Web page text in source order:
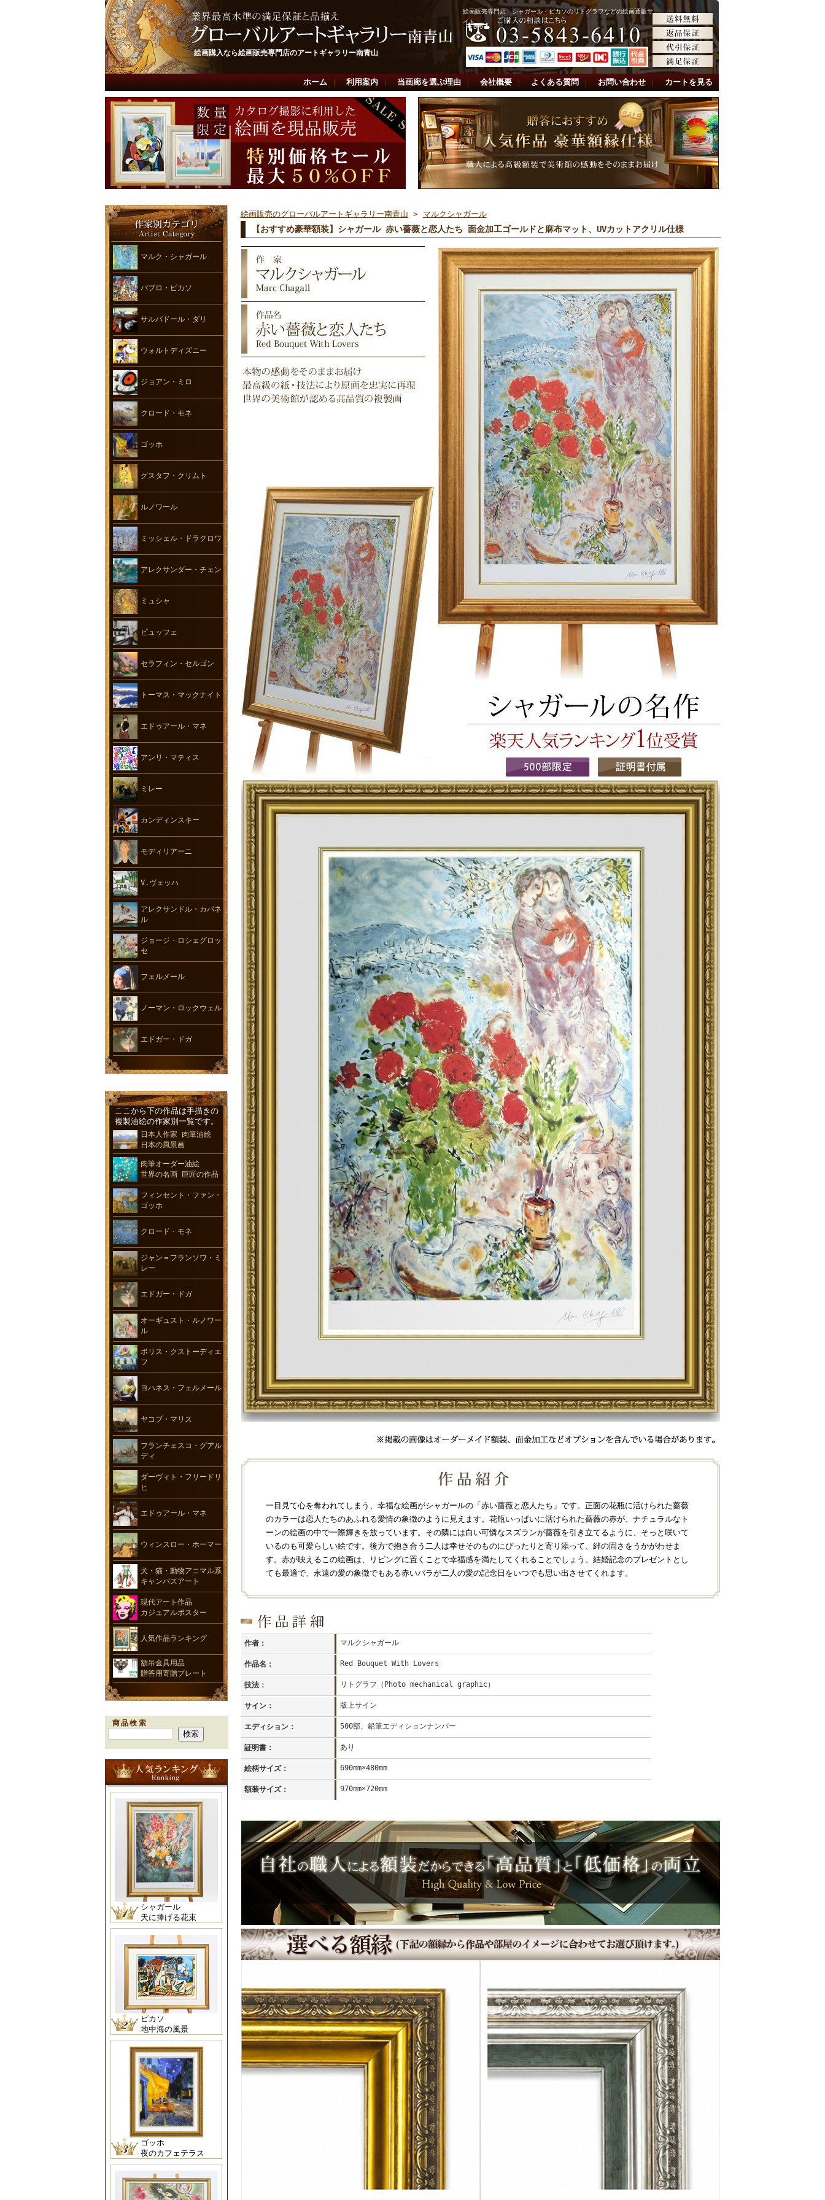
絵画購入なら絵画販売専門店のアートギャラリー南青山
絵画販売専門店 シャガール・ピカソのリトグラフなどの絵画通販サ
イト
ホーム 利用案内 当画廊を選ぶ理由 会社概要 よくある質問 お問い合わせ カートを見る
マルク・シャガール
パブロ・ピカソ
サルバドール・ダリ
ウォルトディズニー
ジョアン・ミロ
クロード・モネ
ゴッホ
グスタフ・クリムト
ルノワール
ミッシェル・ドラクロワ
アレクサンダー・チェン
ミュシャ
ビュッフェ
セラフィン・セルゴン
トーマス・マックナイト
エドゥアール・マネ
アンリ・マティス
ミレー
カンディンスキー
モディリアーニ
V.ヴェッハ
アレクサンドル・カパネ
ル
ジョージ・ロシェグロッ
セ
フェルメール
ノーマン・ロックウェル
エドガー・ドガ
ここから下の作品は手描きの
複製油絵の作家別一覧です。
日本人作家 肉筆油絵
日本の風景画
肉筆オーダー油絵
世界の名画 巨匠の作品
フィンセント・ファン・
ゴッホ
クロード・モネ
ジャン＝フランソワ・ミ
レー
エドガー・ドガ
オーギュスト・ルノワー
ル
ボリス・クストーディエ
フ
ヨハネス・フェルメール
ヤコブ・マリス
フランチェスコ・グアル
ディ
ダーヴィト・フリードリ
ヒ
エドゥアール・マネ
ウィンスロー・ホーマー
犬・猫・動物アニマル系
キャンバスアート
現代アート作品
カジュアルポスター
人気作品ランキング
額吊金具用品
贈答用寄贈プレート
商品検索
シャガール
天に捧げる花束
ピカソ
地中海の風景
ゴッホ
夜のカフェテラス
絵画販売のグローバルアートギャラリー南青山 > マルクシャガール
【おすすめ豪華額装】シャガール 赤い薔薇と恋人たち 面金加工ゴールドと麻布マット、UVカットアクリル仕様
一目見て心を奪われてしまう、幸福な絵画がシャガールの「赤い薔薇と恋人たち」です。正面の花瓶に活けられた薔薇
のカラーは恋人たちのあふれる愛情の象徴のように見えます。花瓶いっぱいに活けられた薔薇の赤が、ナチュラルなト
ーンの絵画の中で一際輝きを放っています。その隣には白い可憐なスズランが薔薇を引き立てるように、そっと咲いて
いるのも可愛らしい絵です。後方で抱き合う二人は幸せそのものにぴったりと寄り添って、絆の固さをうかがわせま
す。赤が映えるこの絵画は、リビングに置くことで幸福感を満たしてくれることでしょう。結婚記念のプレゼントとし
ても最適で、永遠の愛の象徴でもある赤いバラが二人の愛の記念日をいつでも思い出させてくれます。
作者： マルクシャガール
作品名： Red Bouquet With Lovers
技法： リトグラフ（Photo mechanical graphic）
サイン： 版上サイン
エディション： 500部、鉛筆エディションナンバー
証明書： あり
絵柄サイズ： 690mm×480mm
額装サイズ： 970mm×720mm